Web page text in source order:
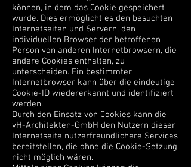
können, in dem das Cookie gespeichert
wurde. Dies ermöglicht es den besuchten
Internetseiten und Servern, den
individuellen Browser der betroffenen
Person von anderen Internetbrowsern, die
andere Cookies enthalten, zu
unterscheiden. Ein bestimmter
Internetbrowser kann über die eindeutige
Cookie-ID wiedererkannt und identifiziert
werden.
Durch den Einsatz von Cookies kann die
vH-Architekten-GmbH den Nutzern dieser
Internetseite nutzerfreundlichere Services
bereitstellen, die ohne die Cookie-Setzung
nicht möglich wären.